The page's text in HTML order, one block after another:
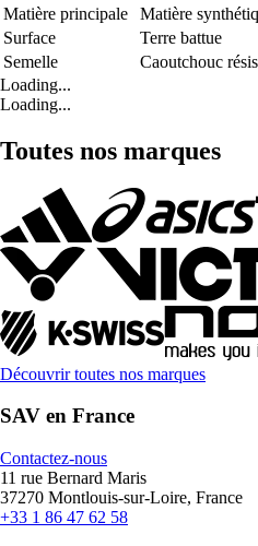
Matière principale
Matière
Surface
Terre battue
Semelle
Caoutchouc
Loading...
Loading...
Toutes nos marques
Découvrir toutes nos marques
SAV en France
Contactez-nous
11 rue Bernard Maris
37270 Montlouis-sur-Loire, France
+33 1 86 47 62 58